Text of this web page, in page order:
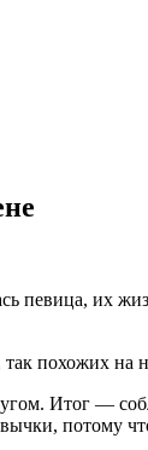
певица, их
так похожих
Итог —
потому